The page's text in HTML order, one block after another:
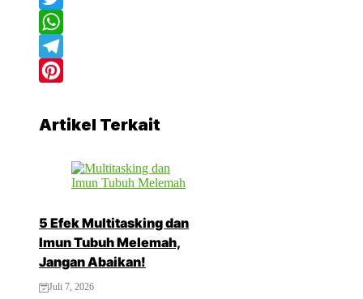
Twitter
WhatsApp
Telegram
Artikel Terkait
5 Efek Multitasking dan
Imun Tubuh Melemah,
Jangan Abaikan!
Juli 7, 2026